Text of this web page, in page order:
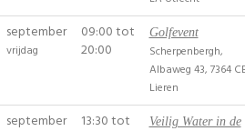
september
vrijdag
09:00 tot
20:00
Golfevent
Scherpenbergh,
Albaweg 43, 7364
Lieren
september
13:30 tot
Veilig Water in de